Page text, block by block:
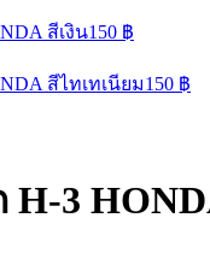
สีเงิน150 ฿
สีไทเทเนียม150 ฿
H-3